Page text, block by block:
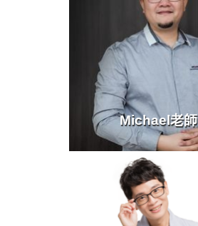
Michael老師
more >